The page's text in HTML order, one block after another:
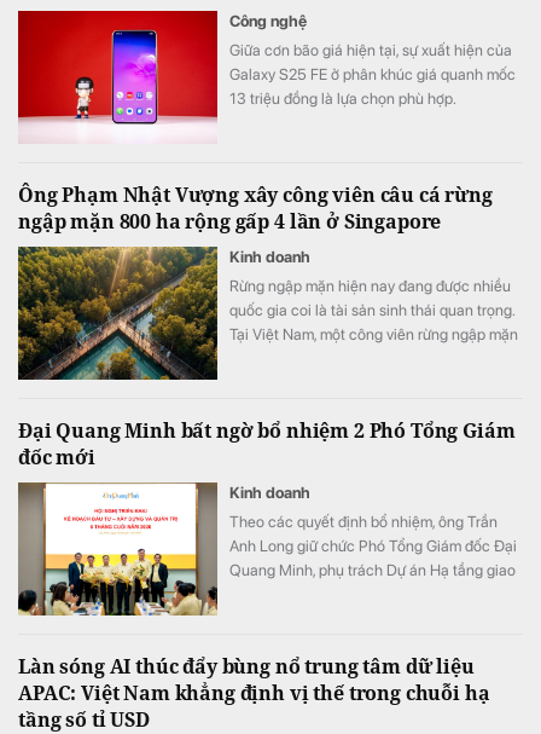
Công nghệ
Giữa cơn bão giá hiện tại, sự xuất hiện của
Galaxy S25 FE ở phân khúc giá quanh mốc
13 triệu đồng là lựa chọn phù hợp.
Ông Phạm Nhật Vượng xây công viên câu cá rừng
ngập mặn 800 ha rộng gấp 4 lần ở Singapore
Kinh doanh
Rừng ngập mặn hiện nay đang được nhiều
quốc gia coi là tài sản sinh thái quan trọng.
Tại Việt Nam, một công viên rừng ngập mặn
Đại Quang Minh bất ngờ bổ nhiệm 2 Phó Tổng Giám
đốc mới
Kinh doanh
Theo các quyết định bổ nhiệm, ông Trần
Anh Long giữ chức Phó Tổng Giám đốc Đại
Quang Minh, phụ trách Dự án Hạ tầng giao
thị - Khu công nghiệp.
Làn sóng AI thúc đẩy bùng nổ trung tâm dữ liệu
APAC: Việt Nam khẳng định vị thế trong chuỗi hạ
tầng số tỉ USD